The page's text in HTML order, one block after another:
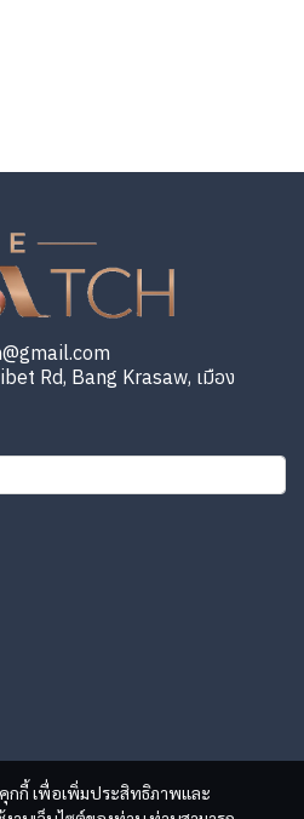
กกี้ เพื่อเพิ่มประสิทธิภาพและ
Rd, Bang Krasaw, เมือง